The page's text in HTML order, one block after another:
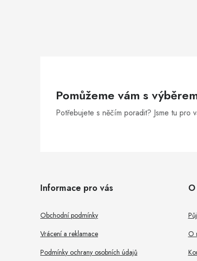
Pomůžeme vám s
Potřebujete s něčím poradit? Jsme tu pro
Informace pro vás
Obchodní podmínky
Vrácení a reklamace
Podmínky ochrany osobních údajů
O